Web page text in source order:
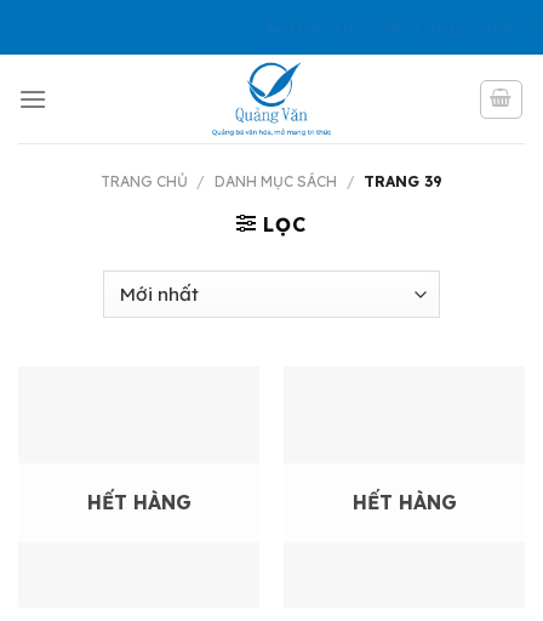
TRANG CHỦ / DANH MỤC SÁCH / TRANG 39
LỌC
HẾT HÀNG HẾT HÀNG